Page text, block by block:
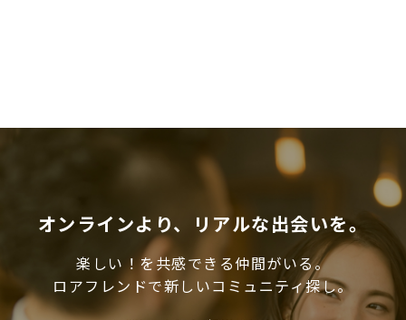
オンラインより、リアルな出会いを。
楽しい！を共感できる仲間がいる。
ロアフレンドで新しいコミュニティ探し。